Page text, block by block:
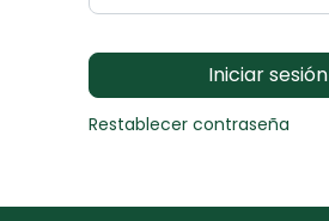
Iniciar sesión
Restablecer contraseña